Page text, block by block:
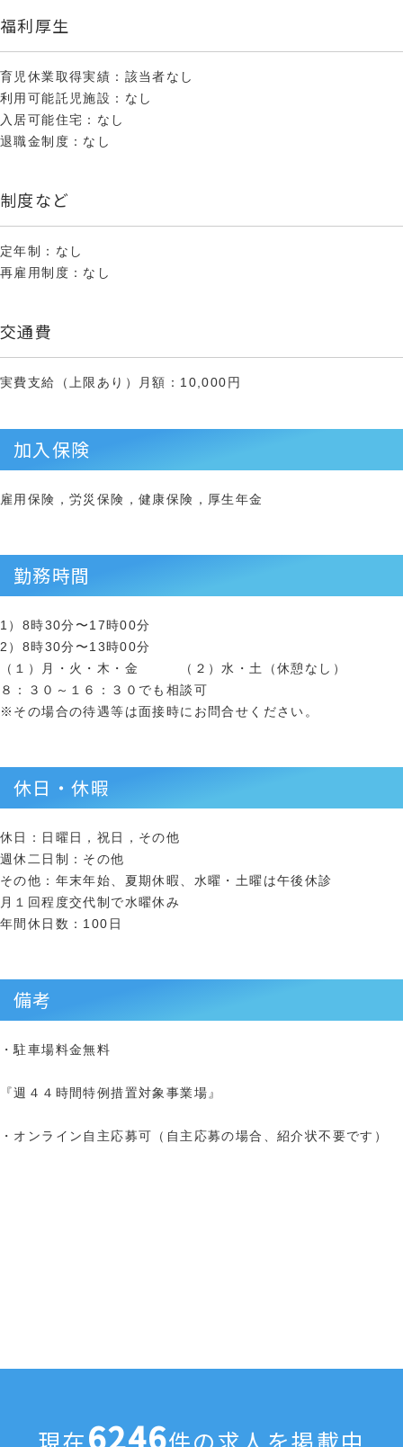
福利厚生
育児休業取得実績：該当者なし
利用可能託児施設：なし
入居可能住宅：なし
退職金制度：なし
制度など
定年制：なし
再雇用制度：なし
交通費
実費支給（上限あり）月額：10,000円
加入保険
雇用保険，労災保険，健康保険，厚生年金
勤務時間
1）8時30分〜17時00分
2）8時30分〜13時00分
（１）月・火・木・金 （２）水・土（休憩なし）
８：３０～１６：３０でも相談可
※その場合の待遇等は面接時にお問合せください。
休日・休暇
休日：日曜日，祝日，その他
週休二日制：その他
その他：年末年始、夏期休暇、水曜・土曜は午後休診
月１回程度交代制で水曜休み
年間休日数：100日
備考
・駐車場料金無料
『週４４時間特例措置対象事業場』
・オンライン自主応募可（自主応募の場合、紹介状不要です）
6246